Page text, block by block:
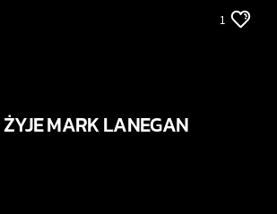
1
ŻYJE MARK LANEGAN